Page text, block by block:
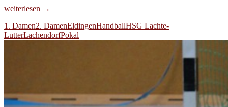
Auch
sind
fleißig
weiterlesen →
1. Damen2. DamenEldingenHandballHSG Lachte-
LutterLachendorfPokal